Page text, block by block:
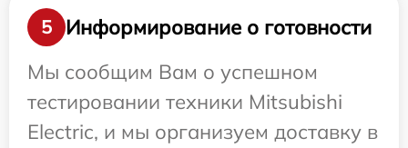
5
Информирование о готовности
Мы сообщим Вам о успешном
тестировании техники Mitsubishi
Electric, и мы организуем доставку в